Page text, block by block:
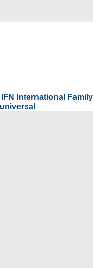
International